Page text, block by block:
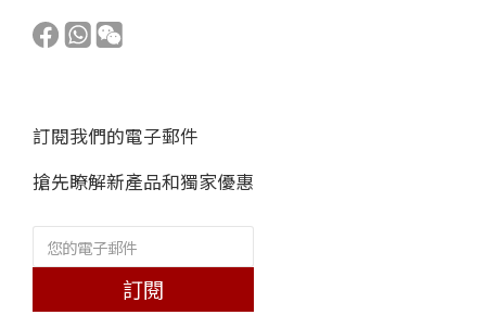
訂閱我們的電子郵件
搶先瞭解新產品和獨家優惠
訂閱